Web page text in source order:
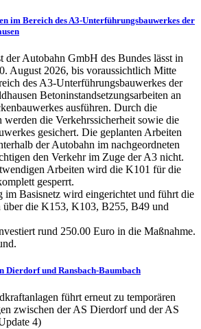
im Bereich des A3-Unterführungsbauwerkes der
der Autobahn GmbH des Bundes lässt in
August 2026, bis voraussichtlich Mitte
des A3-Unterführungsbauwerkes der
Betoninstandsetzungsarbeiten an
ausführen. Durch die
werden die Verkehrssicherheit sowie die
gesichert. Die geplanten Arbeiten
der Autobahn im nachgeordneten
den Verkehr im Zuge der A3 nicht.
Arbeiten wird die K101 für die
gesperrt.
im Basisnetz wird eingerichtet und führt die
über die K153, K103, B255, B49 und
rund 250.00 Euro in die Maßnahme.
Dierdorf und Ransbach-Baumbach
führt erneut zu temporären
zwischen der AS Dierdorf und der AS
4)